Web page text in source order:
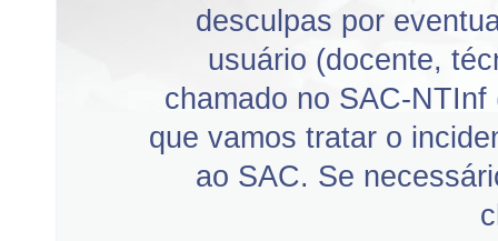
desculpas por
usuário (docente,
chamado no SAC-NTInf
que vamos tratar o
ao SAC. Se